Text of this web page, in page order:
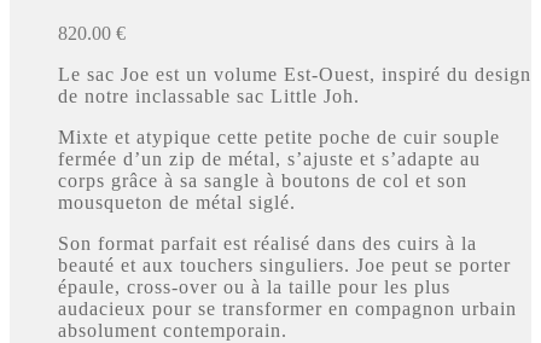
820.00 €
Le sac Joe est un volume Est-Ouest, inspiré du design
de notre inclassable sac Little Joh.
Mixte et atypique cette petite poche de cuir souple
fermée d’un zip de métal, s’ajuste et s’adapte au
corps grâce à sa sangle à boutons de col et son
mousqueton de métal siglé.
Son format parfait est réalisé dans des cuirs à la
beauté et aux touchers singuliers. Joe peut se porter
épaule, cross-over ou à la taille pour les plus
audacieux pour se transformer en compagnon urbain
absolument contemporain.